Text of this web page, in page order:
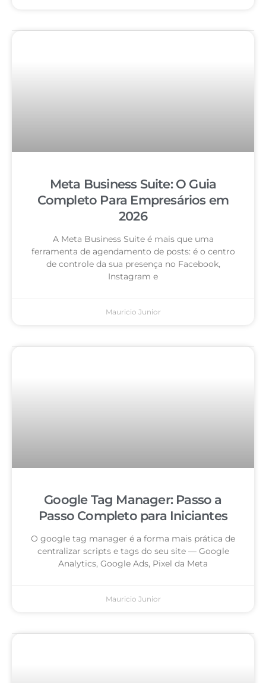
Meta Business Suite: O Guia
Completo Para Empresários em
2026
A Meta Business Suite é mais que uma
ferramenta de agendamento de posts: é o centro
de controle da sua presença no Facebook,
Instagram e
Mauricio Junior
Google Tag Manager: Passo a
Passo Completo para Iniciantes
O google tag manager é a forma mais prática de
centralizar scripts e tags do seu site — Google
Analytics, Google Ads, Pixel da Meta
Mauricio Junior